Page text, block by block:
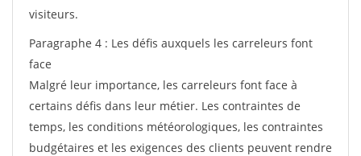
visiteurs.
Paragraphe 4 : Les défis auxquels les carreleurs font
face
Malgré leur importance, les carreleurs font face à
certains défis dans leur métier. Les contraintes de
temps, les conditions météorologiques, les contraintes
budgétaires et les exigences des clients peuvent rendre